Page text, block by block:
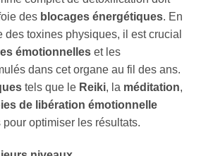
des blocages énergétiques. En
des toxines physiques, il est crucial
émotionnelles et les
dans cet organe au fil des ans.
tels que le Reiki, la méditation,
de libération émotionnelle
optimiser les résultats.